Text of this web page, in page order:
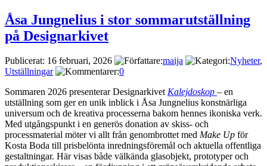
Åsa Jungnelius i stor sommarutställning
på Designarkivet
Publicerat: 16 februari, 2026 maija Nyheter,
Utställningar
0
Sommaren 2026 presenterar DesignarkivetKalejdoskop – en
utställning som ger en unik inblick i Åsa Jungnelius konstnärliga
universum och de kreativa processerna bakom hennes ikoniska verk.
Med utgångspunkt i en generös donation av skiss- och
processmaterial möter vi allt från genombrottet med Make Up för
Kosta Boda till prisbelönta inredningsföremål och aktuella offentliga
gestaltningar. Här visas både välkända glasobjekt, prototyper och